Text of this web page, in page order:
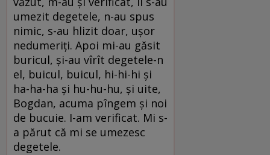
umezit degetele, n-au spus
nimic, s-au hlizit doar, uşor
nedumeriți. Apoi mi-au găsit
buricul, şi-au vîrît degetele-n
el, buicul, buicul, hi-hi-hi şi
ha-ha-ha şi hu-hu-hu, şi uite,
Bogdan, acuma pîngem şi noi
de bucuie. I-am verificat. Mi s-
a părut că mi se umezesc
degetele.